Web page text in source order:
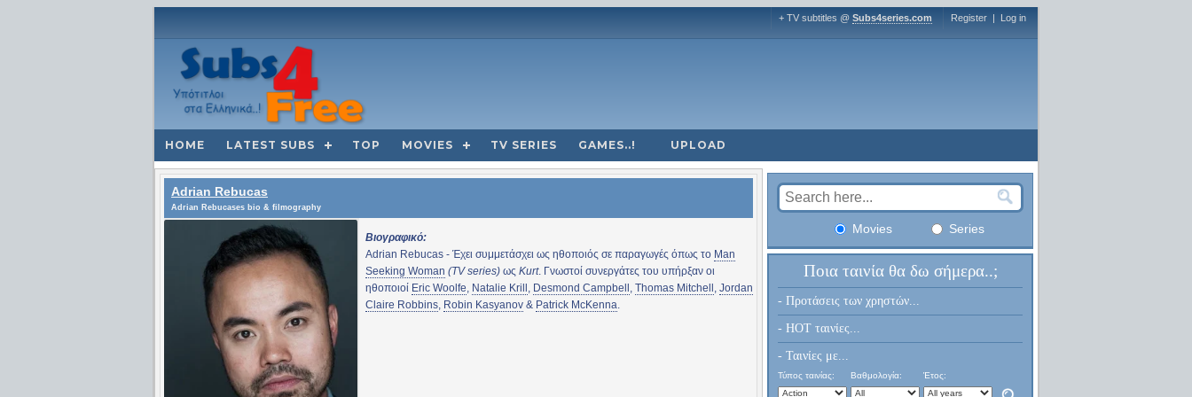
+ TV subtitles @ Subs4series.com Register | Log in
HOME LATEST SUBS TOP MOVIES TV SERIES GAMES..! UPLOAD
Adrian Rebucas
Adrian Rebucases bio & filmography
Βιογραφικό:
Adrian Rebucas - Έχει συμμετάσχει ως ηθοποιός σε παραγωγές όπως το Man
Seeking Woman (TV series) ως Kurt. Γνωστοί συνεργάτες του υπήρξαν οι
ηθοποιοί Eric Woolfe, Natalie Krill , Desmond Campbell , Thomas Mitchell , Jordan
Claire Robbins, Robin Kasyanov & Patrick McKenna.
Movies Series
Ποια ταινία θα δω σήμερα..;
- Προτάσεις των χρηστών...
- HOT ταινίες...
- Ταινίες με...
Τύπος ταινίας: Βαθμολογία: Έτος: